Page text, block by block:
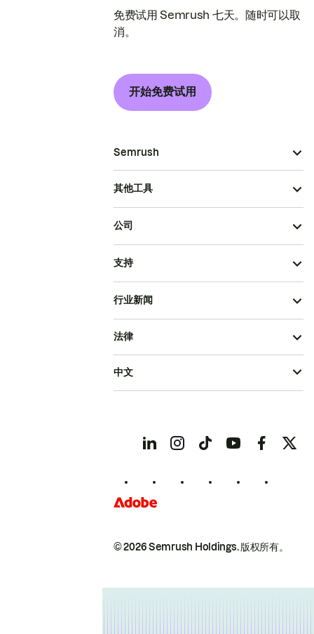
免费试用 Semrush 七天。随时可以取
消。
开始免费试用
Semrush
其他工具
公司
支持
行业新闻
© 2026 Semrush Holdings.版权所有。
法律
中文